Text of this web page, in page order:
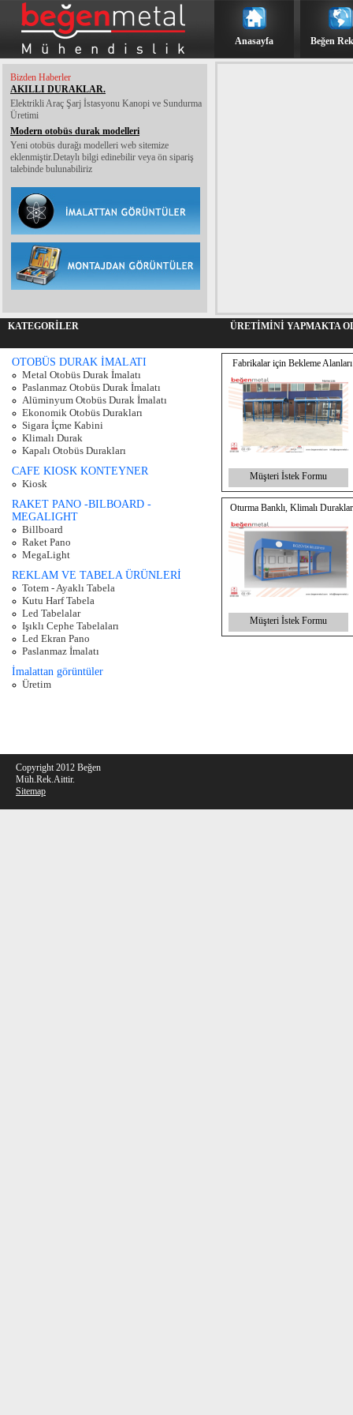
Anasayfa Beğen
Bizden Haberler
AKILLI DURAKLAR.
Elektrikli Araç Şarj İstasyonu Kanopi ve Sundurma
Üretimi
Modern otobüs durak modelleri
Yeni otobüs durağı modelleri web sitemize
eklenmiştir.Detaylı bilgi edinebilir veya ön sipariş
talebinde bulunabiliriz
KATEGORİLER ÜRETİMİNİ YAPMAKTA
OTOBÜS DURAK İMALATI
Metal Otobüs Durak İmalatı
Paslanmaz Otobüs Durak İmalatı
Alüminyum Otobüs Durak İmalatı
Ekonomik Otobüs Durakları
Sigara İçme Kabini
Klimalı Durak
Kapalı Otobüs Durakları
CAFE KIOSK KONTEYNER
Kiosk
RAKET PANO -BILBOARD -
MEGALIGHT
Billboard
Raket Pano
MegaLight
REKLAM VE TABELA ÜRÜNLERİ
Totem - Ayaklı Tabela
Kutu Harf Tabela
Led Tabelalar
Işıklı Cephe Tabelaları
Led Ekran Pano
Paslanmaz İmalatı
İmalattan görüntüler
Üretim
Fabrikalar için Bekleme Alanları
Müşteri İstek Formu
Oturma Banklı, Klimalı
Müşteri İstek Formu
Copyright 2012 Beğen
Müh.Rek.Aittir.
Sitemap